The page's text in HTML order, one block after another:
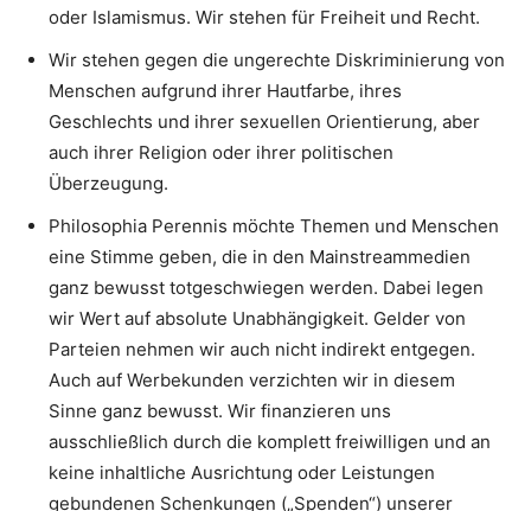
oder Islamismus. Wir stehen für Freiheit und Recht.
Wir stehen gegen die ungerechte Diskriminierung von
Menschen aufgrund ihrer Hautfarbe, ihres
Geschlechts und ihrer sexuellen Orientierung, aber
auch ihrer Religion oder ihrer politischen
Überzeugung.
Philosophia Perennis möchte Themen und Menschen
eine Stimme geben, die in den Mainstreammedien
ganz bewusst totgeschwiegen werden. Dabei legen
wir Wert auf absolute Unabhängigkeit. Gelder von
Parteien nehmen wir auch nicht indirekt entgegen.
Auch auf Werbekunden verzichten wir in diesem
Sinne ganz bewusst. Wir finanzieren uns
ausschließlich durch die komplett freiwilligen und an
keine inhaltliche Ausrichtung oder Leistungen
gebundenen Schenkungen („Spenden“) unserer